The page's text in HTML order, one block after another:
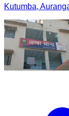
Kutumba,